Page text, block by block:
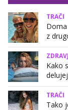
TRAČI
z
Kako
TRAČI
Tako